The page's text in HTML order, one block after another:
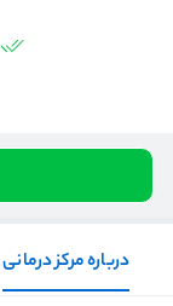
درباره مرکز درمانی